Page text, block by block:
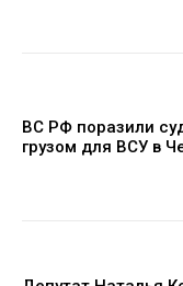
ВС РФ поразили
грузом для ВСУ в